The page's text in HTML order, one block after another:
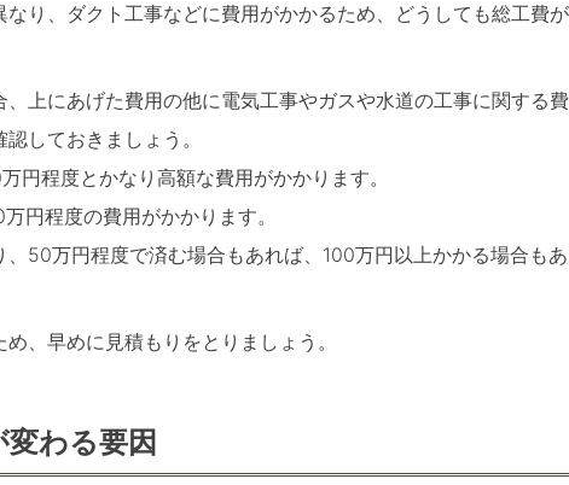
り、ダクト工事などに費用がかかるため、どうしても総工費
、上にあげた費用の他に電気工事やガスや水道の工事に関する
しておきましょう。
円程度とかなり高額な費用がかかります。
円程度の費用がかかります。
50万円程度で済む場合もあれば、100万円以上かかる場合も
、早めに見積もりをとりましょう。
わる要因